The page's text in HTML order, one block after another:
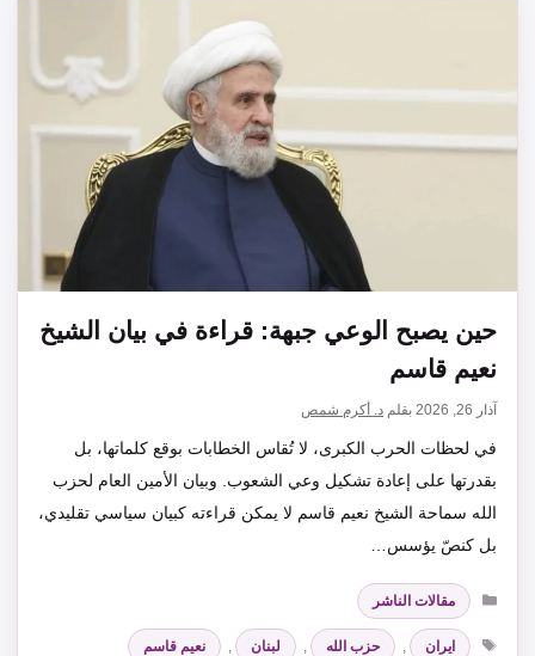
حين يصبح الوعي جبهة: قراءة في بيان الشيخ
نعيم قاسم
آذار 26, 2026 بقلم د. أكرم شمص
في لحظات الحرب الكبرى، لا تُقاس الخطابات بوقع كلماتها، بل
بقدرتها على إعادة تشكيل وعي الشعوب. وبيان الأمين العام لحزب
الله سماحة الشيخ نعيم قاسم لا يمكن قراءته كبيان سياسي تقليدي،
بل كنصّ يؤسس…
التصنيفات
مقالات الناشر
الوسوم
ايران , حزب الله , لبنان , نعيم قاسم